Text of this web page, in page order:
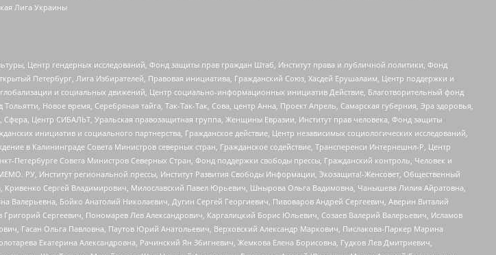
Лига Украины
Центр гендерных исследований, Фонд защиты прав граждан Штаб, Институт права и публичной политики, Фонд
Петербург, Лига Избирателей, Правовая инициатива, Гражданский Союз, Хасдей Ерушалаим, Центр поддержки и
и социальных движений, Центр социально-информационных инициатив Действие, Благотворительный фонд
Новое время, Серебряная тайга, Так-Так-Так, Сова, центр Анна, Проект Апрель, Самарская губерния, Эра здоровья,
Центр СИБАЛЬТ, Уральская правозащитная группа, Женщины Евразии, Институт прав человека, Фонд защиты
инициатив и социального партнерства, Гражданское действие, Центр независимых социологических исследований,
в Калининграде Совета Министров северных стран, Гражданское содействие, Трансперенси Интернешнл-Р, Центр
Петербурге Совета Министров Северных Стран, Фонд поддержки свободы прессы, Гражданский контроль, Человек и
РУ, Институт региональной прессы, Институт Развития Свободы Информации, Экозащита!-Женсовет, Общественный
Кривенко Сергей Владимирович, Милославский Павел Юрьевич, Шнырова Ольга Вадимовна, Чанышева Лилия Айратовна,
Валерьевна, Бойко Анатолий Николаевич, Дугин Сергей Георгиевич, Пивоваров Андрей Сергеевич, Аверин Виталий
Сергеевич, Пономарев Лев Александрович, Каргалицкий Борис Юльевич, Созаев Валерий Валерьевич, Исламов
Гасан Ольга Павловна, Паутов Юрий Анатольевич, Верховский Александр Маркович, Пислакова-Паркер Марина
Екатерина Александровна, Рачинский Ян Збигневич, Жемкова Елена Борисовна, Гудков Лев Дмитриевич,